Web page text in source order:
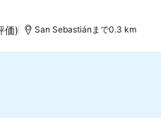
価) San Sebastiánまで0.3 km